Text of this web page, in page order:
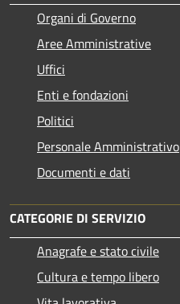
Organi di Governo
Aree Amministrative
Uffici
Enti e fondazioni
Politici
Personale Amministrativo
Documenti e dati
CATEGORIE DI SERVIZIO
Anagrafe e stato civile
Cultura e tempo libero